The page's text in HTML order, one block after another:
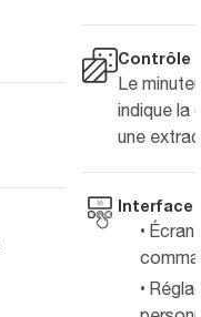
Contrôle
Le
indique la
une
Interface
Écran